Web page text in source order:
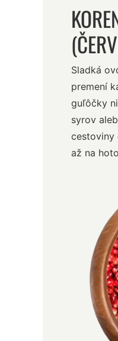
Sladká
premení
guľôčky
syrov
cestoviny
až na